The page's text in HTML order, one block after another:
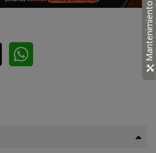
Mantenimiento